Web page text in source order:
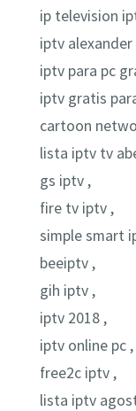
ip television
iptv
iptv para pc
iptv gratis
cartoon
lista iptv tv
gs iptv ,
fire tv iptv ,
simple smart
beeiptv ,
gih iptv ,
iptv 2018 ,
iptv online pc ,
free2c iptv ,
lista iptv